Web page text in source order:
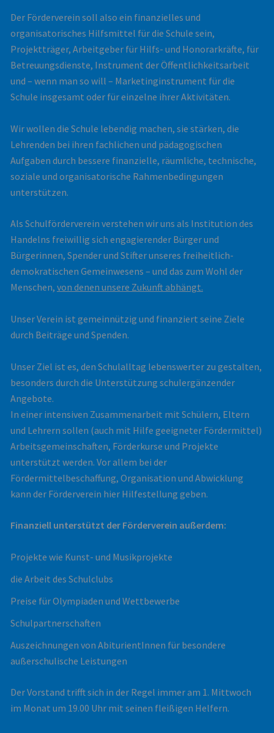
Der Förderverein soll also ein finanzielles und
organisatorisches Hilfsmittel für die Schule sein,
Projektträger, Arbeitgeber für Hilfs- und Honorarkräfte, für
Betreuungsdienste, Instrument der Öffentlichkeitsarbeit
und – wenn man so will – Marketinginstrument für die
Schule insgesamt oder für einzelne ihrer Aktivitäten.
Wir wollen die Schule lebendig machen, sie stärken, die
Lehrenden bei ihren fachlichen und pädagogischen
Aufgaben durch bessere finanzielle, räumliche, technische,
soziale und organisatorische Rahmenbedingungen
unterstützen.
Als Schulförderverein verstehen wir uns als Institution des
Handelns freiwillig sich engagierender Bürger und
Bürgerinnen, Spender und Stifter unseres freiheitlich-
demokratischen Gemeinwesens – und das zum Wohl der
Menschen, von denen unsere Zukunft abhängt.
Unser Verein ist gemeinnützig und finanziert seine Ziele
durch Beiträge und Spenden.
Unser Ziel ist es, den Schulalltag lebenswerter zu gestalten,
besonders durch die Unterstützung schulergänzender
Angebote.
In einer intensiven Zusammenarbeit mit Schülern, Eltern
und Lehrern sollen (auch mit Hilfe geeigneter Fördermittel)
Arbeitsgemeinschaften, Förderkurse und Projekte
unterstützt werden. Vor allem bei der
Fördermittelbeschaffung, Organisation und Abwicklung
kann der Förderverein hier Hilfestellung geben.
Finanziell unterstützt der Förderverein außerdem:
Projekte wie Kunst- und Musikprojekte
die Arbeit des Schulclubs
Preise für Olympiaden und Wettbewerbe
Schulpartnerschaften
Auszeichnungen von AbiturientInnen für besondere
außerschulische Leistungen
Der Vorstand trifft sich in der Regel immer am 1. Mittwoch
im Monat um 19.00 Uhr mit seinen fleißigen Helfern.